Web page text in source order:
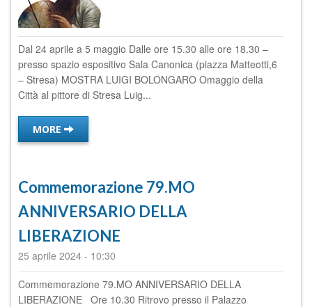
Dal 24 aprile a 5 maggio Dalle ore 15.30 alle ore 18.30 –
presso spazio espositivo Sala Canonica (piazza Matteotti,6
– Stresa) MOSTRA LUIGI BOLONGARO Omaggio della
Città al pittore di Stresa Luig...
MORE
Commemorazione 79.MO
ANNIVERSARIO DELLA
LIBERAZIONE
25 aprile 2024 - 10:30
Commemorazione 79.MO ANNIVERSARIO DELLA
LIBERAZIONE Ore 10.30 Ritrovo presso il Palazzo